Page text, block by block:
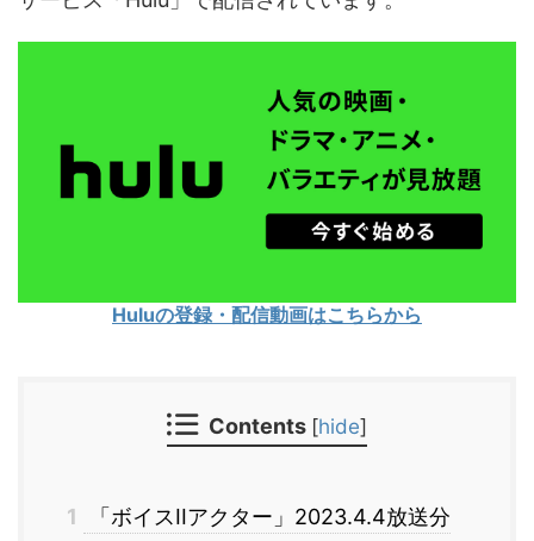
Huluの登録・配信動画はこちらから
Contents [hide]
1
「ボイスIIアクター」2023.4.4放送分